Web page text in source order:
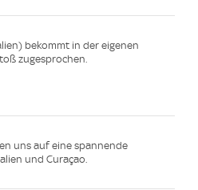
bekommt in der eigenen
zugesprochen.
uns auf eine spannende
und Curaçao.